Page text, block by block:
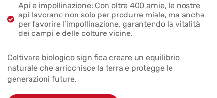
Api e impollinazione: Con oltre 400 arnie, le nostre
api lavorano non solo per produrre miele, ma anche
per favorire l’impollinazione, garantendo la vitalità
dei campi e delle colture vicine.
Coltivare biologico significa creare un equilibrio
naturale che arricchisce la terra e protegge le
generazioni future.